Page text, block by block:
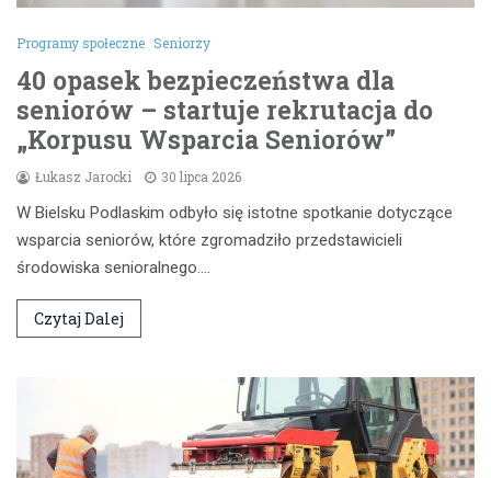
Programy społeczne Seniorzy
40 opasek bezpieczeństwa dla
seniorów – startuje rekrutacja do
„Korpusu Wsparcia Seniorów”
Łukasz Jarocki 30 lipca 2026
W Bielsku Podlaskim odbyło się istotne spotkanie dotyczące
wsparcia seniorów, które zgromadziło przedstawicieli
środowiska senioralnego.…
Czytaj Dalej